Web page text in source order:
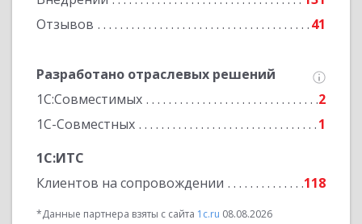
Отзывов
41
Разработано отраслевых решений
1С:Совместимых
2
1С-Совместных
1
1С:ИТС
Клиентов на сопровождении
118
*Данные партнера взяты с сайта 1c.ru 08.08.2026